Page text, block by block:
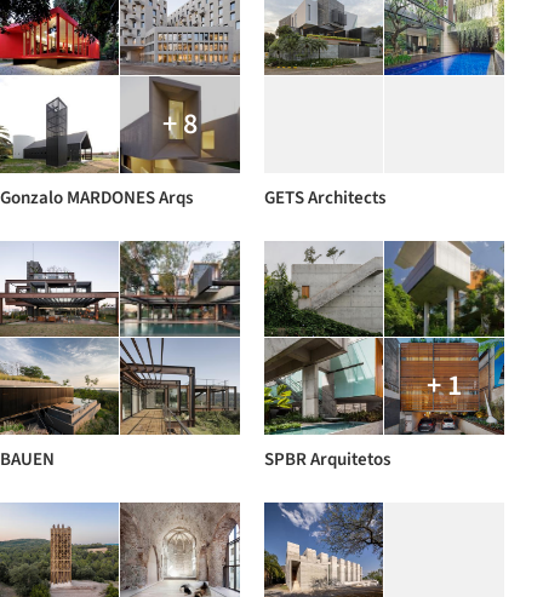
+ 8
Gonzalo MARDONES Arqs GETS Architects
BAUEN
+ 1
SPBR Arquitetos